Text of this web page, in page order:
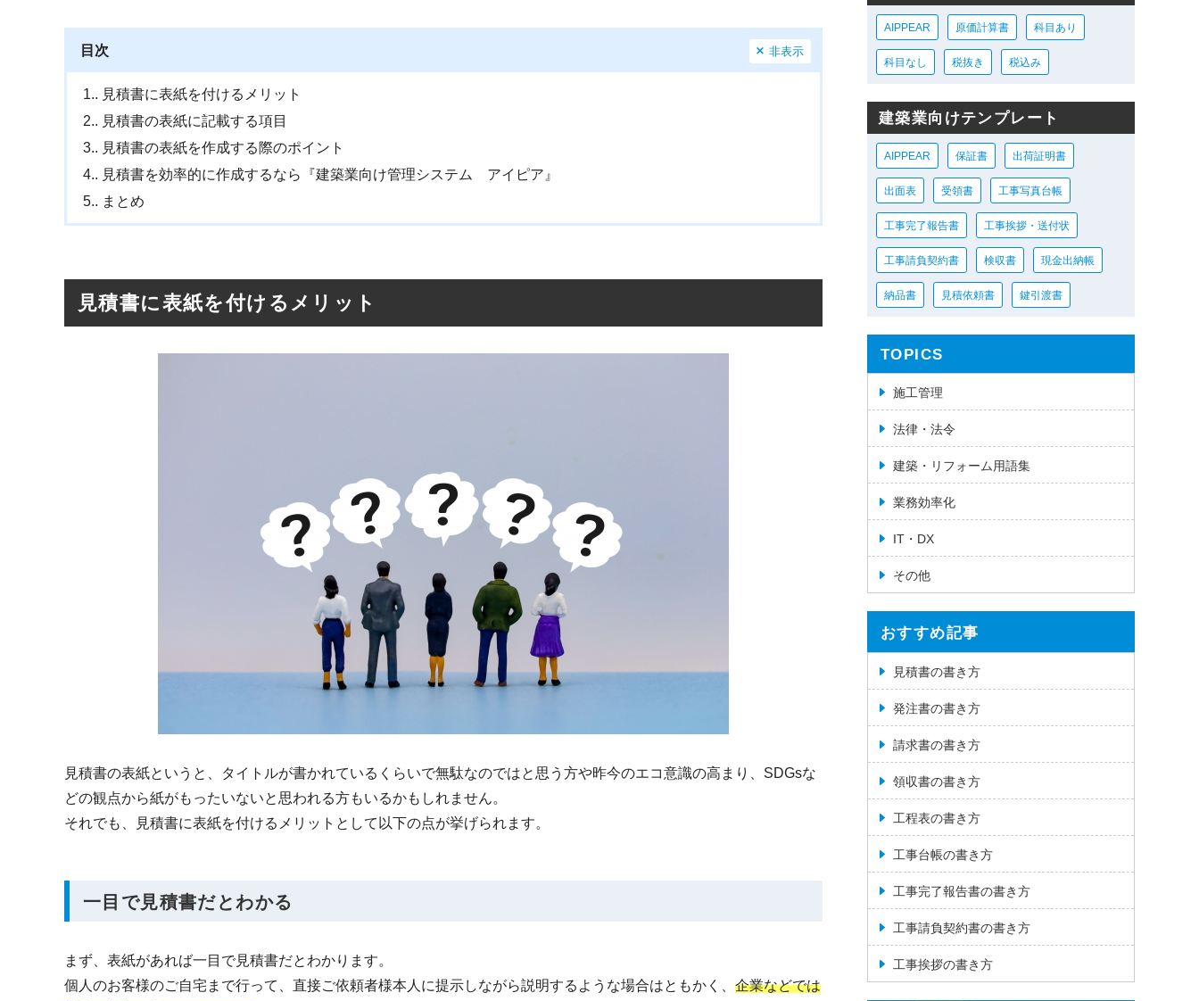
目次 非表示
1.
見積書に表紙を付けるメリット
2.
見積書の表紙に記載する項目
3.
見積書の表紙を作成する際のポイント
4.
見積書を効率的に作成するなら『建築業向け管理システム アイピア』
5.
まとめ
見積書に表紙を付けるメリット
見積書の表紙というと、タイトルが書かれているくらいで無駄なのではと思う方や昨今のエコ意識の高まり、SDGsな
どの観点から紙がもったいないと思われる方もいるかもしれません。
それでも、見積書に表紙を付けるメリットとして以下の点が挙げられます。
一目で見積書だとわかる
まず、表紙があれば一目で見積書だとわかります。
個人のお客様のご自宅まで行って、直接ご依頼者様本人に提示しながら説明するような場合はともかく、 企業などでは
AIPPEAR 原価計算書 科目あり
科目なし 税抜き 税込み
建築業向けテンプレート
AIPPEAR 保証書 出荷証明書
出面表 受領書 工事写真台帳
工事完了報告書 工事挨拶・送付状
工事請負契約書 検収書 現金出納帳
納品書 見積依頼書 鍵引渡書
TOPICS
施工管理
法律・法令
建築・リフォーム用語集
業務効率化
IT・DX
その他
おすすめ記事
見積書の書き方
発注書の書き方
請求書の書き方
領収書の書き方
工程表の書き方
工事台帳の書き方
工事完了報告書の書き方
工事請負契約書の書き方
工事挨拶の書き方